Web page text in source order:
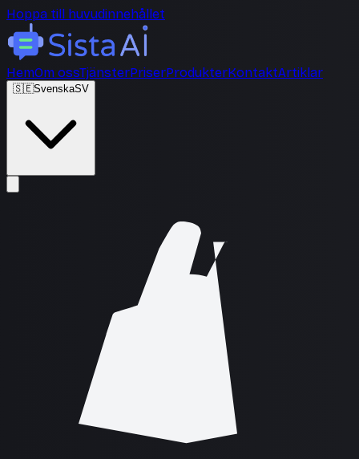
Hoppa till huvudinnehållet
HemOm ossTjänsterPriserProdukterKontaktArtiklar
🇸🇪SvenskaSV